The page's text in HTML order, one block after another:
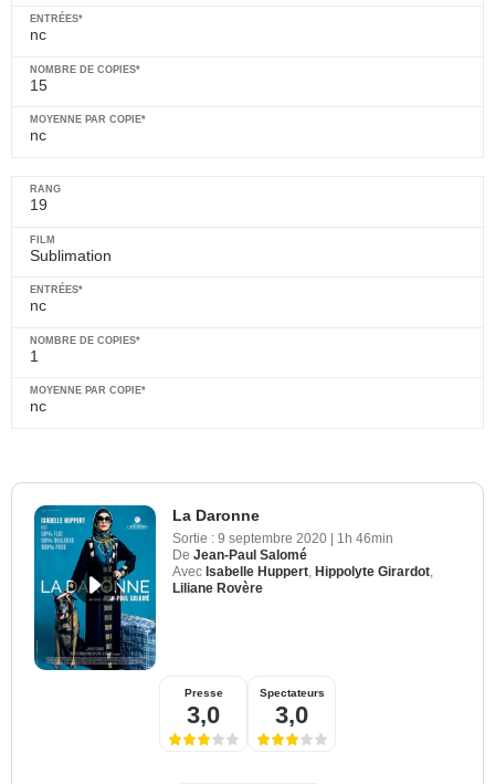
nc
15
nc
19
Sublimation
nc
1
nc
La Daronne
Sortie : 9 septembre 2020
1h 46min
De Jean-Paul Salomé
Avec Isabelle Huppert, Hippolyte Girardot,
Liliane Rovère
Presse
3,0
Spectateurs
3,0